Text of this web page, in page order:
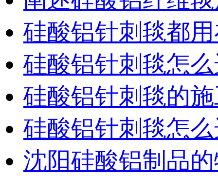
硅酸铝针刺毯都
硅酸铝针刺毯怎
硅酸铝针刺毯的
硅酸铝针刺毯怎
沈阳硅酸铝制品